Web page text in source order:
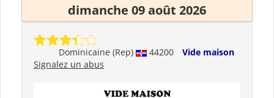
dimanche 09 août 2026
Dominicaine (Rep) 44200
Vide maison
Signalez un abus